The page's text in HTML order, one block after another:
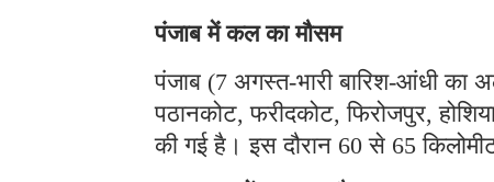
पंजाब में कल का मौसम
पंजाब (7 अगस्त-भारी बारिश-आंधी का
पठानकोट, फरीदकोट, फिरोजपुर,
की गई है। इस दौरान 60 से 65